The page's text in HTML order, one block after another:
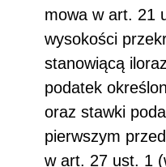
mowa w art. 21
wysokości
stanowiącą
podatek
oraz stawki
pierwszym
w art. 27 ust. 1